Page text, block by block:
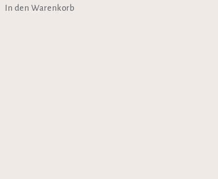
In den Warenkorb